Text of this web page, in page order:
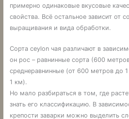
примерно одинаковые вкусовые
свойства. Всё остальное зависит от
выращивания и вида обработки.
Сорта ceylon чая различают в
он рос – равнинные сорта (600
среднеравнинные (от 600 метров до
1 км).
Но мало разбираться в том, где
знать его классификацию. В
крепости заварки можно выделить